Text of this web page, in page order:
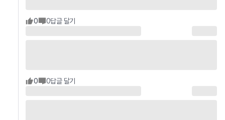
0 0답글 달기
0 0답글 달기